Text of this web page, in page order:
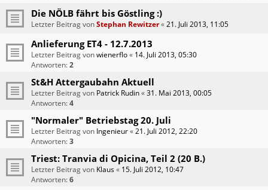
Die NÖLB fährt bis Göstling :)
Letzter Beitrag vonStephan Rewitzer«21. Juli 2013, 11:05
Anlieferung ET4 - 12.7.2013
Letzter Beitrag vonwienerflo« 14. Juli 2013, 05:30
Antworten:2
St&H Attergaubahn Aktuell
Letzter Beitrag von Patrick Rudin«31. Mai 2013, 00:05
Antworten:4
"Normaler" Betriebstag 20. Juli
Letzter Beitrag von Ingenieur«21. Juli 2012, 22:20
Antworten:3
Triest: Tranvia di Opicina, Teil 2 (20 B.)
Letzter Beitrag von Klaus« 15. Juli 2012, 10:47
Antworten:6